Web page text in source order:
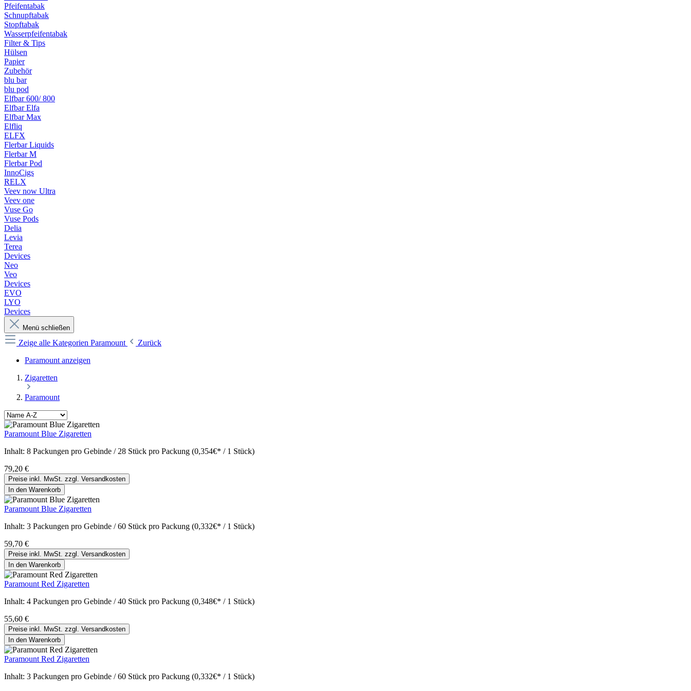
Pfeifentabak
Schnupftabak
Stopftabak
Wasserpfeifentabak
Filter & Tips
Hülsen
Papier
Zubehör
blu bar
blu pod
Elfbar 600/ 800
Elfbar Elfa
Elfbar Max
Elfliq
ELFX
Flerbar Liquids
Flerbar M
Flerbar Pod
InnoCigs
RELX
Veev now Ultra
Veev one
Vuse Go
Vuse Pods
Delia
Levia
Terea
Devices
Neo
Veo
Devices
EVO
LYO
Devices
Menü schließen
Zeige alle Kategorien Paramount
Zurück
Paramount anzeigen
Zigaretten
Paramount
Paramount Blue Zigaretten
Inhalt: 8 Packungen pro Gebinde / 28 Stück pro Packung (0,354€* / 1 Stück)
79,20 €
Preise inkl. MwSt. zzgl. Versandkosten
In den Warenkorb
Paramount Blue Zigaretten
Inhalt: 3 Packungen pro Gebinde / 60 Stück pro Packung (0,332€* / 1 Stück)
59,70 €
Preise inkl. MwSt. zzgl. Versandkosten
In den Warenkorb
Paramount Red Zigaretten
Inhalt: 4 Packungen pro Gebinde / 40 Stück pro Packung (0,348€* / 1 Stück)
55,60 €
Preise inkl. MwSt. zzgl. Versandkosten
In den Warenkorb
Paramount Red Zigaretten
Inhalt: 3 Packungen pro Gebinde / 60 Stück pro Packung (0,332€* / 1 Stück)